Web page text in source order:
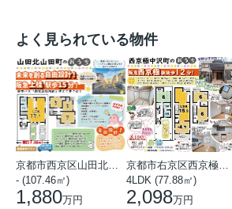
よく見られている物件
京都市西京区山田北山田町
- (107.46㎡)
1,880万円
京都市右京区西京極中沢町
4LDK (77.88㎡)
2,098万円